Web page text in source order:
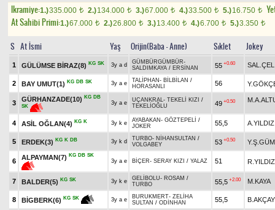
Ikramiye:1.)335.000 t 2.)134.000 t 3.)67.000 t 4.)33.500 t 5.)16.750 t
At Sahibi Primi:1.)67.000 t 2.)26.800 t 3.)13.400 t 4.)6.700 t 5.)3.350 t
S At İsmi Yaş Orijin(Baba - Anne) Sıklet Jokey
1 GÜLÜMSE BİRAZ(8) KG SK 3y a d GÜMBÜRGÜMBÜR-
SALDIMKAYA / ERSİNAN 55 +0.60
2 BAY UMUT(1) KG DB SK 3y a e TALİPHAN - BİLBİLAN /
HORASANLI
56
3
GÜRHANZADE(10) KG DB
SK
3y a e UÇANKRAL- TEKELİ KIZI /
TEKELİOĞLU
49 +0.50
4 ASİL OĞLAN(4) KG K 3y k e AYABAKAN - GÖZTEPELİ /
JOKER
55,5 A.YILDIZ
5 ERDEK(3) KG K DB 3y k d TURBO- NİHANSULTAN /
VOLGABEY
53 +0.50
6
ALPAYMAN(7) KG DB SK
3y a e BİÇER- SERAY KIZI / YALAZ 51 R.YILDIZ
7 BALDER(5) KG SK 3y k e GELİBOLU- ROSAM /
TURBO
55,5 +2.00 M.KAYA
8 BİGBERK(6) KG SK 3y a e BURUKMERT- ZELİHA
SULTAN / ODİNHAN 55,5 B.AKÇAY